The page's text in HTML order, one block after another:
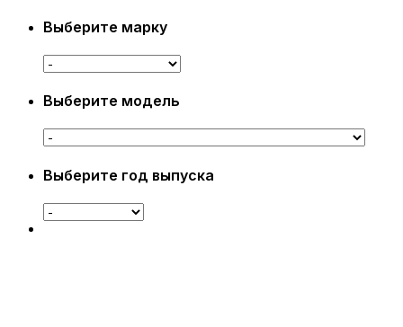
Выберите марку
Выберите модель
Выберите год выпуска